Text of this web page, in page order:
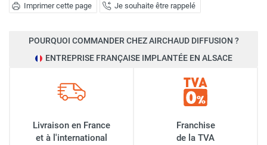
Imprimer cette page Je souhaite être rappelé
POURQUOI COMMANDER CHEZ AIRCHAUD DIFFUSION ?
ENTREPRISE FRANÇAISE IMPLANTÉE EN ALSACE
Livraison en France
et à l'international
Franchise
de la TVA